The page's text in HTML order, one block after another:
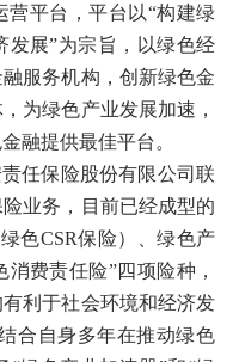
营平台，平台以“构建绿
发展”为宗旨，以绿色经
服务机构，创新绿色金
为绿色产业发展加速，
融提供最佳平台。
任保险股份有限公司联
业务，目前已经成型的
色CSR保险）、绿色产
费责任险”四项险种，
利于社会环境和经济发
合自身多年在推动绿色